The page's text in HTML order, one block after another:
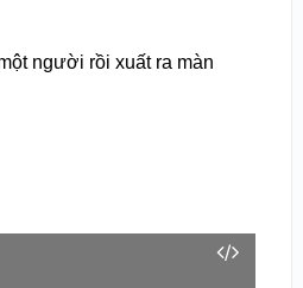
người rồi xuất ra màn